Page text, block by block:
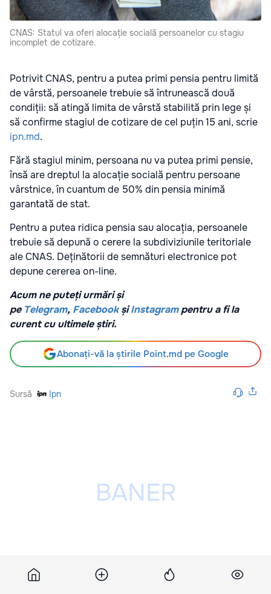
CNAS: Statul va oferi alocație socială persoanelor cu stagiu
incomplet de cotizare.
Potrivit CNAS, pentru a putea primi pensia pentru limită
de vârstă, persoanele trebuie să întrunească două
condiții: să atingă limita de vârstă stabilită prin lege și
să confirme stagiul de cotizare de cel puțin 15 ani, scrie
ipn.md.
Fără stagiul minim, persoana nu va putea primi pensie,
însă are dreptul la alocație socială pentru persoane
vârstnice, în cuantum de 50% din pensia minimă
garantată de stat.
Pentru a putea ridica pensia sau alocația, persoanele
trebuie să depună o cerere la subdiviziunile teritoriale
ale CNAS. Deținătorii de semnături electronice pot
depune cererea on-line.
Acum ne puteți urmări și
pe Telegram, Facebook șiInstagrampentru a fi la
curent cu ultimele știri.
Abonați-vă la știrile Point.md pe Google
Sursă Ipn
Publicitatea ta poate fi aici